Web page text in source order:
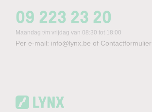
09 223 23 20
Maandag t/m vrijdag van 08:30 tot 18:00
Per e-mail: info@lynx.be of Contactformulier